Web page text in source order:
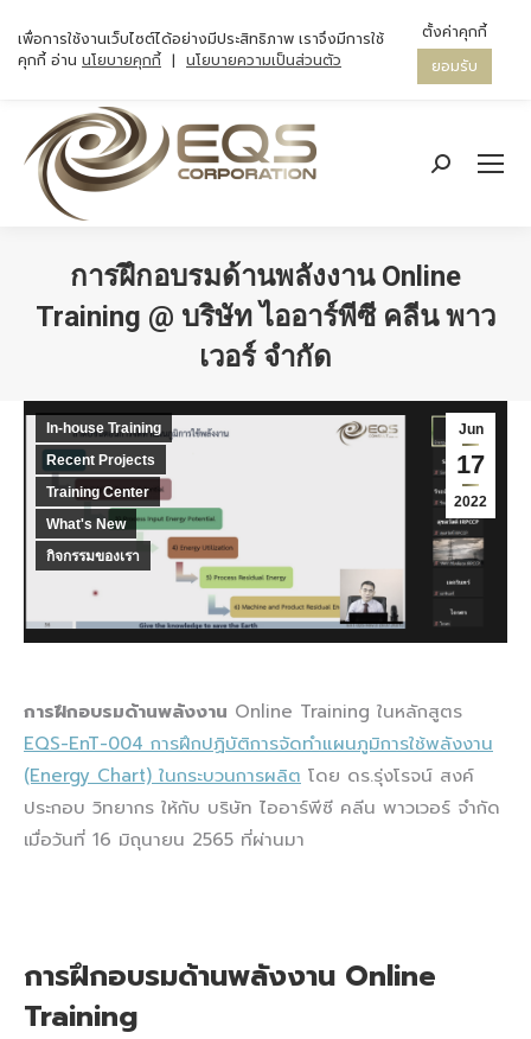
Search:
การฝึกอบรมด้านพลังงาน Online
Training @ บริษัท ไออาร์พีซี คลีน พาว
เวอร์ จำกัด
Jun
17
2022
In-house Training
Recent Projects
Training Center
What's New
กิจกรรมของเรา
การฝึกอบรมด้านพลังงาน Online Training ในหลักสูตร
EQS-EnT-004 การฝึกปฏิบัติการจัดทำแผนภูมิการใช้พลังงาน
(Energy Chart) ในกระบวนการผลิต โดย ดร.รุ่งโรจน์ สงค์
ประกอบ วิทยากร ให้กับ บริษัท ไออาร์พีซี คลีน พาวเวอร์ จำกัด
เมื่อวันที่ 16 มิถุนายน 2565 ที่ผ่านมา
การฝึกอบรมด้านพลังงาน Online
Training
เพื่อการใช้งานเว็บไซต์ได้อย่างมีประสิทธิภาพ เราจึงมีการใช้
คุกกี้ อ่าน นโยบายคุกกี้ | นโยบายความเป็นส่วนตัว
ตั้งค่าคุกกี้
ยอมรับ